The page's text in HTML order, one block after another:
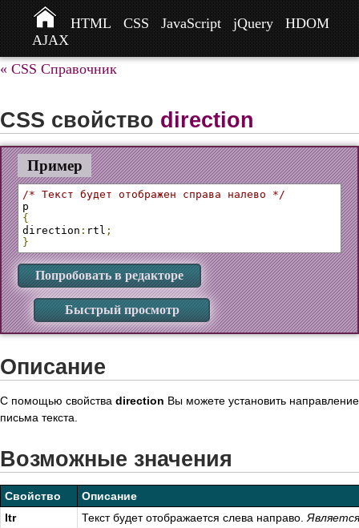
HTML CSS JavaScript jQuery
HDOM
AJAX
« CSS Справочник
CSS свойство direction
Пример
/* Текст будет отображен справа налево */
{
direction : rtl ;
}
Попробовать в редакторе
Быстрый просмотр
Описание
С помощью свойства direction Вы можете установить направление
письма текста.
Возможные значения
Свойство
Описание
ltr
Текст будет отображается слева направо.